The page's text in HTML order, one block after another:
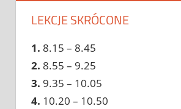
LEKCJE SKRÓCONE
1. 8.15 – 8.45
2. 8.55 – 9.25
3. 9.35 – 10.05
4. 10.20 – 10.50